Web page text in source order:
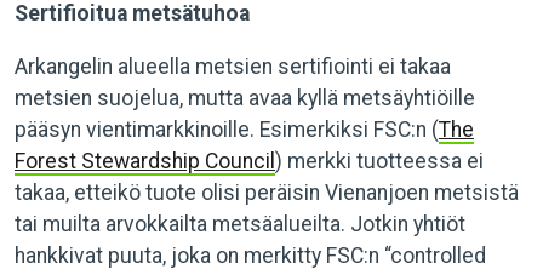
Sertifioitua metsätuhoa
Arkangelin alueella metsien sertifiointi ei takaa
metsien suojelua, mutta avaa kyllä metsäyhtiöille
pääsyn vientimarkkinoille. Esimerkiksi FSC:n (The
Forest Stewardship Council ) merkki tuotteessa ei
takaa, etteikö tuote olisi peräisin Vienanjoen metsistä
tai muilta arvokkailta metsäalueilta. Jotkin yhtiöt
hankkivat puuta, joka on merkitty FSC:n “controlled